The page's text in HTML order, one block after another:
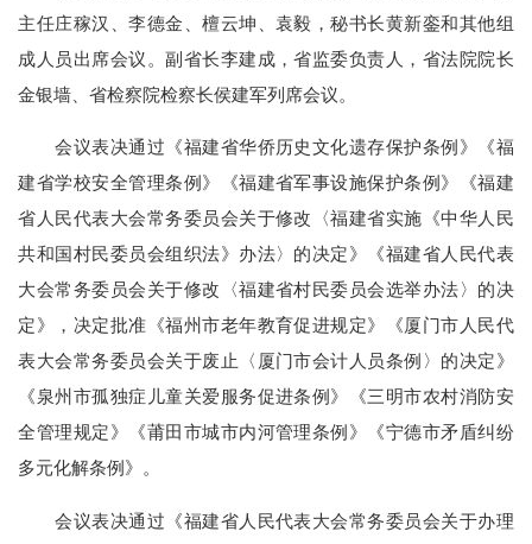
主任庄稼汉、李德金、檀云坤、袁毅，秘书长黄新銮和其他组
成人员出席会议。副省长李建成，省监委负责人，省法院院长
金银墙、省检察院检察长侯建军列席会议。
会议表决通过《福建省华侨历史文化遗存保护条例》《福
建省学校安全管理条例》《福建省军事设施保护条例》《福建
省人民代表大会常务委员会关于修改〈福建省实施《中华人民
共和国村民委员会组织法》办法〉的决定》《福建省人民代表
大会常务委员会关于修改〈福建省村民委员会选举办法〉的决
定》，决定批准《福州市老年教育促进规定》《厦门市人民代
表大会常务委员会关于废止〈厦门市会计人员条例〉的决定》
《泉州市孤独症儿童关爱服务促进条例》《三明市农村消防安
全管理规定》《莆田市城市内河管理条例》《宁德市矛盾纠纷
多元化解条例》。
会议表决通过《福建省人民代表大会常务委员会关于办理